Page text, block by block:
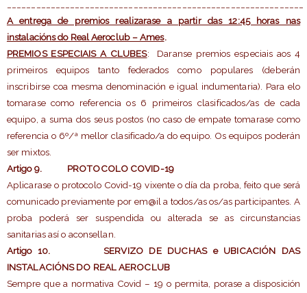
A entrega de premios realizarase a partir das 12:45 horas nas
instalacións do Real Aeroclub – Ames.
PREMIOS ESPECIAIS A CLUBES: Daranse premios especiais aos 4
primeiros equipos tanto federados como populares (deberán
inscribirse coa mesma denominación e igual indumentaria). Para elo
tomarase como referencia os 6 primeiros clasificados/as de cada
equipo, a suma dos seus postos (no caso de empate tomarase como
referencia o 6º/ª mellor clasificado/a do equipo. Os equipos poderán
ser mixtos.
Artigo 9. PROTOCOLO COVID-19
Aplicarase o protocolo Covid-19 vixente o día da proba, feito que será
comunicado previamente por em@il a todos/as os/as participantes. A
proba poderá ser suspendida ou alterada se as circunstancias
sanitarias así o aconsellan.
Artigo 10. SERVIZO DE DUCHAS e UBICACIÓN DAS
INSTALACIÓNS DO REAL AEROCLUB
Sempre que a normativa Covid – 19 o permita, porase a disposición